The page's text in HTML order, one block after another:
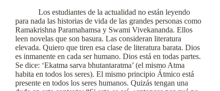
Los estudiantes de la actualidad no están leyendo
para nada las historias de vida de las grandes personas como
Ramakrishna Paramahamsa y Swami Vivekananda. Ellos
leen novelas que son basura. Las consideran literatura
elevada. Quiero que tiren esa clase de literatura barata. Dios
es inmanente en cada ser humano. Dios está en todas partes.
Se dice: ‘Ekatma sarva bhutantaratma’ (el mismo Atma
habita en todos los seres). El mismo principio Átmico está
presente en todos los seres humanos. Quizás tengan una